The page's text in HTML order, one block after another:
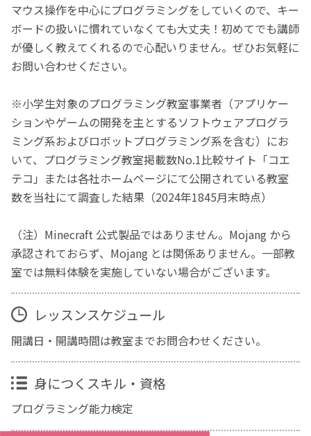
マウス操作を中心にプログラミングをしていくので、キー
ボードの扱いに慣れていなくても大丈夫！初めてでも講師
が優しく教えてくれるので心配いりません。ぜひお気軽に
お問い合わせください。
※小学生対象のプログラミング教室事業者（アプリケー
ションやゲームの開発を主とするソフトウェアプログラ
ミング系およびロボットプログラミング系を含む）にお
いて、プログラミング教室掲載数No.1比較サイト「コエ
テコ」または各社ホームページにて公開されている教室
数を当社にて調査した結果（2024年1845月末時点）
（注）Minecraft 公式製品ではありません。Mojang から
承認されておらず、Mojang とは関係ありません。一部教
室では無料体験を実施していない場合がございます。
レッスンスケジュール
開講日・開講時間は教室までお問合わせください。
身につくスキル・資格
プログラミング能力検定